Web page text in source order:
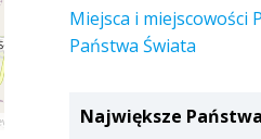
Miejsca i miejscowości
Państwa Świata
Największe